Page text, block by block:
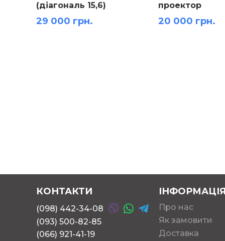
(діагональ 15,6)
(1920x1080) Full HD
29 000 грн.
проектор
20 000 грн.
КОНТАКТИ
(098) 442-34-08
(093) 500-82-85
(066) 921-41-19
ІНФОРМАЦІЯ
Про нас
Як замовити
Доставка